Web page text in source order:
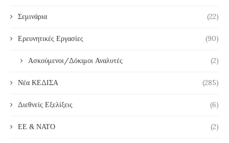
Σεμινάρια (22)
Ερευνητικές Εργασίες (90)
Ασκούμενοι/Δόκιμοι Αναλυτές (2)
Νέα ΚΕΔΙΣΑ (285)
Διεθνείς Εξελίξεις (6)
ΕΕ & ΝΑΤΟ (2)